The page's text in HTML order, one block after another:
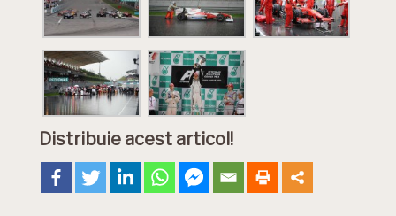
Distribuie acest articol!